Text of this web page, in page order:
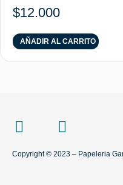
$12.000
AÑADIR AL CARRITO
Copyright © 2023 – Papeleria